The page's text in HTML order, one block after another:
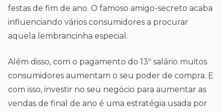
festas de fim de ano. O famoso amigo-secreto acaba
influenciando vários consumidores a procurar
aquela lembrancinha especial.
Além disso, com o pagamento do 13º salário muitos
consumidores aumentam o seu poder de compra. E
com isso, investir no seu negócio para aumentar as
vendas de final de ano é uma estratégia usada por